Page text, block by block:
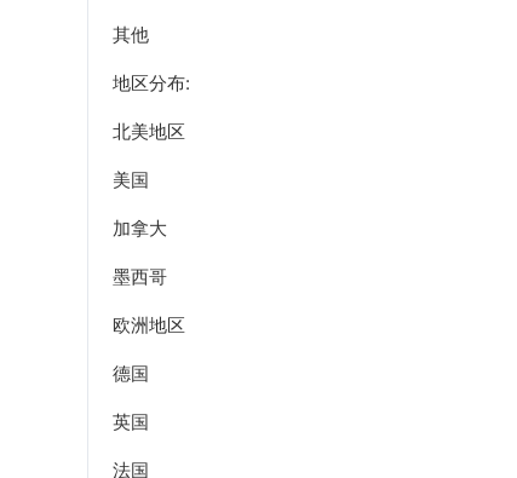
其他
地区分布:
北美地区
美国
加拿大
墨西哥
欧洲地区
德国
英国
法国